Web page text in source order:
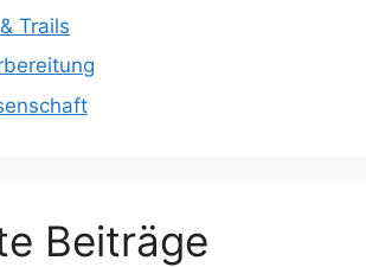
Trails
Beiträge